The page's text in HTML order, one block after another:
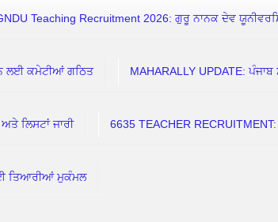
Teaching Recruitment 2026: ਗੁਰੂ ਨਾਨਕ ਦੇਵ
ਲਈ ਕਮੇਟੀਆਂ ਗਠਿਤ MAHARALLY UPDATE:
ਲਿਸਟਾਂ ਜਾਰੀ 6635 TEACHER
ਤਿਆਰੀਆਂ ਮੁਕੰਮਲ